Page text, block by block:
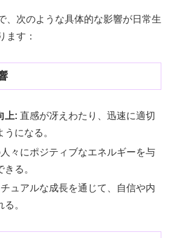
、次のような具体的な影響が日常生
ます：
上: 直感が冴えわたり、迅速に適切
になる。
々にポジティブなエネルギーを与
る。
ュアルな成長を通じて、自信や内
。